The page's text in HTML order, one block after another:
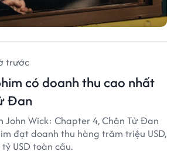
trước
có doanh thu cao nhất
Đan
John Wick: Chapter 4, Chân Tử Đan
đạt doanh thu hàng trăm triệu USD,
USD toàn cầu.